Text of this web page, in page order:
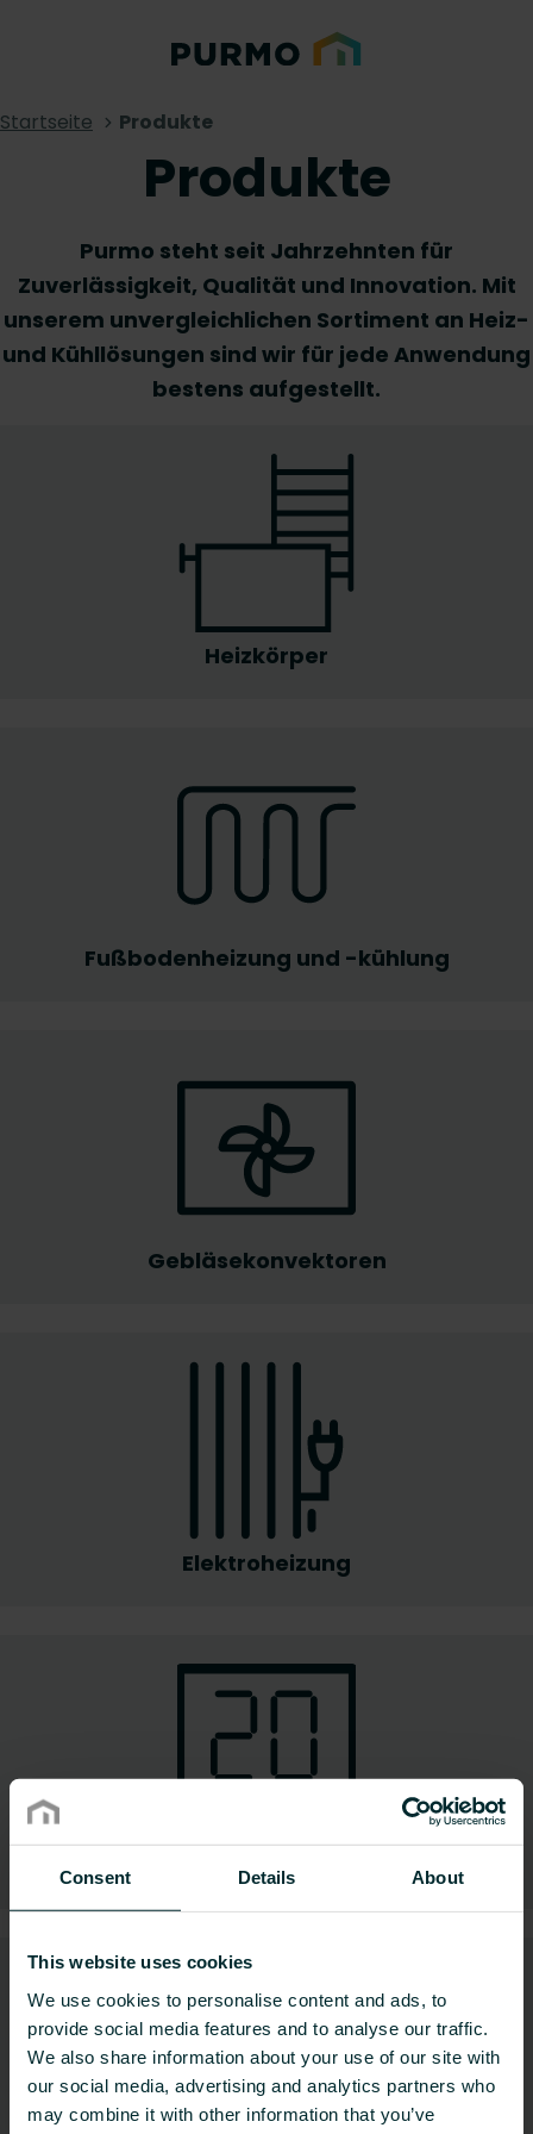
Consent Details About
This website uses cookies
We use cookies to personalise content and ads, to
provide social media features and to analyse our traffic.
We also share information about your use of our site with
our social media, advertising and analytics partners who
may combine it with other information that you’ve
Startseite Produkte
Produkte
Purmo steht seit Jahrzehnten für
Zuverlässigkeit, Qualität und Innovation. Mit
unserem unvergleichlichen Sortiment an Heiz-
und Kühllösungen sind wir für jede Anwendung
bestens aufgestellt.
Heizkörper
Fußbodenheizung und -kühlung
Gebläsekonvektoren
Elektroheizung
Elektronische Regelungen